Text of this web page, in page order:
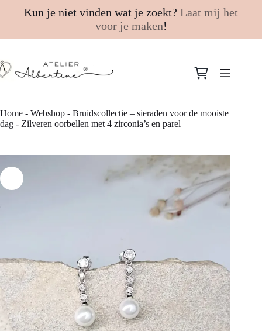
Kun je niet vinden wat je zoekt? Laat mij het
voor je maken!
naar
de
Winkelwagen
Home - Webshop - Bruidscollectie – sieraden voor de mooiste
dag - Zilveren oorbellen met 4 zirconia’s en parel